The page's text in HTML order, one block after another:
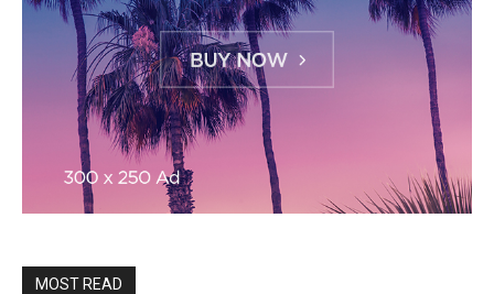
MOST READ